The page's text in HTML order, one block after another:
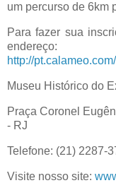
um percurso de 6km
Para fazer sua
endereço:
http://
Museu Histórico do
Praça Coronel
- RJ
Telefone: (21) 2287-
Visite nosso site: